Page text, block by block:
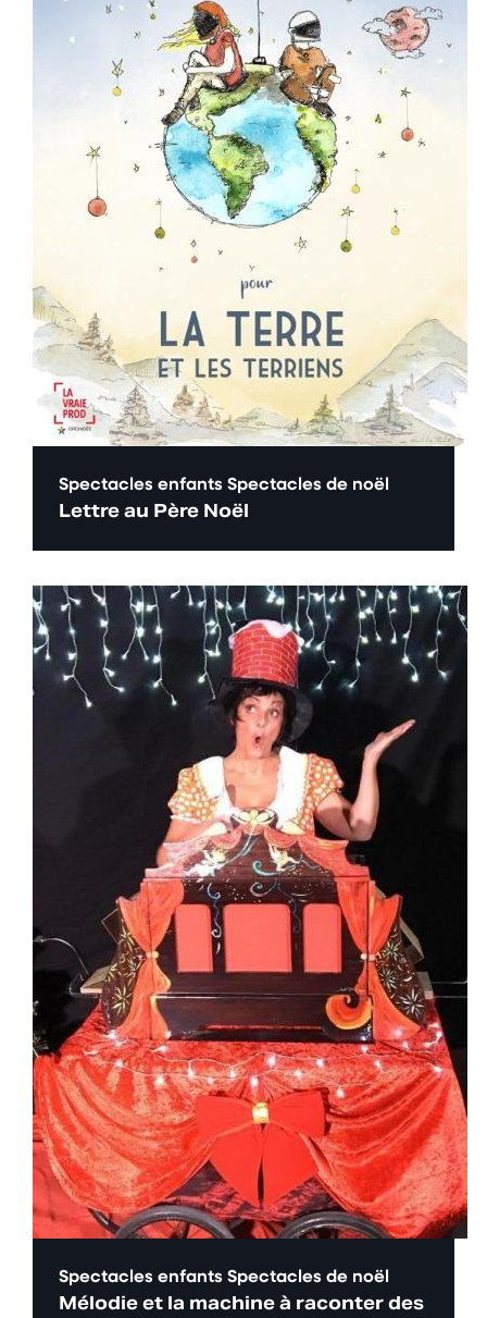
Spectacles enfants Spectacles de noël
Lettre au Père Noël
Spectacles enfants Spectacles de noël
Mélodie et la machine à raconter des